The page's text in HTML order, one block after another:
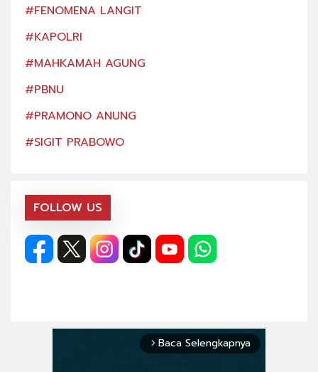
#FENOMENA LANGIT
#KAPOLRI
#MAHKAMAH AGUNG
#PBNU
#PRAMONO ANUNG
#SIGIT PRABOWO
FOLLOW US
arrow_forward_ios Baca Selengkapnya